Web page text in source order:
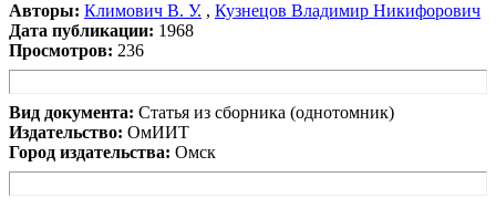
Авторы: Климович В. У. , Кузнецов Владимир Никифорович
Дата публикации: 1968
Просмотров: 236
Вид документа: Статья из сборника (однотомник)
Издательство: ОмИИТ
Город издательства: Омск